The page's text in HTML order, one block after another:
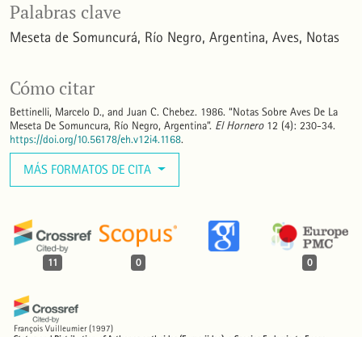
Palabras clave
Meseta de Somuncurá Río Negro Argentina Aves Notas
Cómo citar
Bettinelli, Marcelo D., and Juan C. Chebez. 1986. “Notas Sobre Aves De La
Meseta De Somuncura, Río Negro, Argentina”. El Hornero12 (4): 230-34.
https://doi.org/10.56178/eh.v12i4.1168.
MÁS FORMATOS DE CITA
11 0 0
François Vuilleumier (1997)